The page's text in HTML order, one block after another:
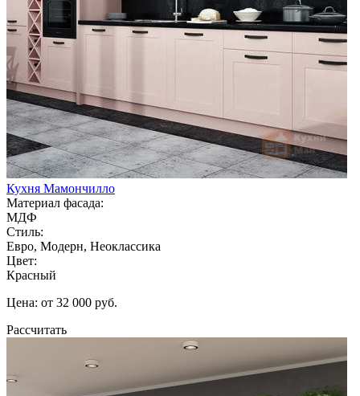
Кухня Мамончилло
Материал фасада:
МДФ
Стиль:
Евро, Модерн, Неоклассика
Цвет:
Красный
Цена: от 32 000 руб.
Рассчитать